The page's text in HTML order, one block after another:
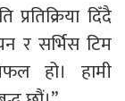
प्रतिक्रिया दिँदै
र सर्भिस टिम
हो। हामी